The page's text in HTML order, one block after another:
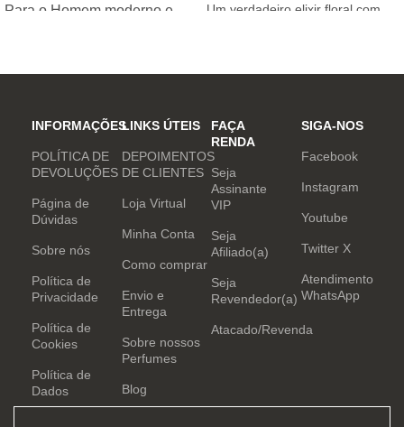
Para o Homem moderno e
inovar sempre, provocando
e determinação.
Um verdadeiro elixir floral com
INFORMAÇÕES
POLÍTICA DE
DEVOLUÇÕES
Página de
Dúvidas
Sobre nós
Política de
Privacidade
Política de
Cookies
Política de
Dados
LINKS ÚTEIS
DEPOIMENTOS
DE CLIENTES
Loja Virtual
Minha Conta
Como comprar
Envio e
Entrega
Sobre nossos
Perfumes
Blog
FAÇA
RENDA
Seja
Assinante
VIP
Seja
Afiliado(a)
Seja
Revendedor(a)
Atacado/Revenda
SIGA-NOS
Facebook
Instagram
Youtube
Twitter X
Atendimento
WhatsApp